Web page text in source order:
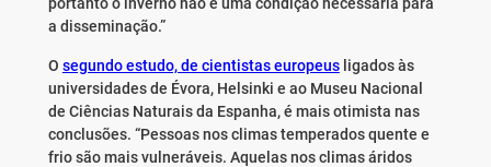
portanto o inverno não é uma condição necessária para
a disseminação.”
O segundo estudo, de cientistas europeusligados às
universidades de Évora, Helsinki e ao Museu Nacional
de Ciências Naturais da Espanha, é mais otimista nas
conclusões. “Pessoas nos climas temperados quente e
frio são mais vulneráveis. Aquelas nos climas áridos